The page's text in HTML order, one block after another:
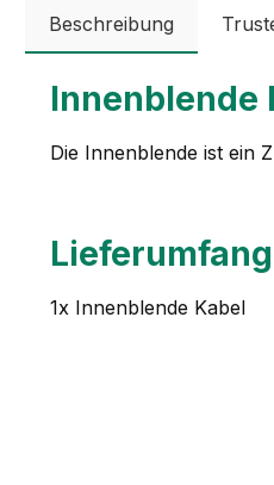
Beschreibung
Innenblende
Die Innenblende ist ein
1x Innenblende Kabel